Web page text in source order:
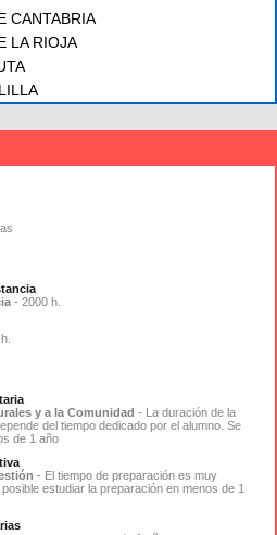
CANTABRIA
LA RIOJA
- 2000 h.
y a la Comunidad - La duración de la
del tiempo dedicado por el alumno. Se
de 1 año
- El tiempo de preparación es muy
estudiar la preparación en menos de 1